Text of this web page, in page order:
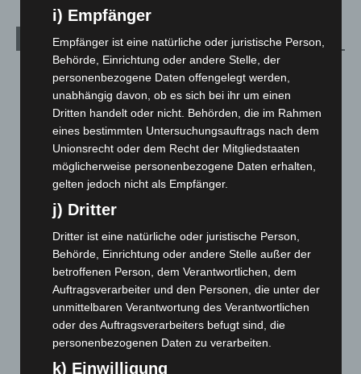
Archiv
August 2026(9)
Juli 2026(73)
Juni 2026(139)
Mai 2026(99)
April 2026(99)
März 2026
(115)
Februar 2026(109)
Januar 2026(122)
Dezember 2025 (103)
November 2025(114)
Oktober 2025(112)
September 2025(93)
August 2025(90)
i) Empfänger
Empfänger ist eine natürliche oder juristische Person,
Behörde, Einrichtung oder andere Stelle, der
personenbezogene Daten offengelegt werden,
unabhängig davon, ob es sich bei ihr um einen
Dritten handelt oder nicht. Behörden, die im Rahmen
eines bestimmten Untersuchungsauftrags nach dem
Unionsrecht oder dem Recht der Mitgliedstaaten
möglicherweise personenbezogene Daten erhalten,
gelten jedoch nicht als Empfänger.
j) Dritter
Dritter ist eine natürliche oder juristische Person,
Behörde, Einrichtung oder andere Stelle außer der
betroffenen Person, dem Verantwortlichen, dem
Auftragsverarbeiter und den Personen, die unter der
unmittelbaren Verantwortung des Verantwortlichen
oder des Auftragsverarbeiters befugt sind, die
personenbezogenen Daten zu verarbeiten.
k) Einwilligung